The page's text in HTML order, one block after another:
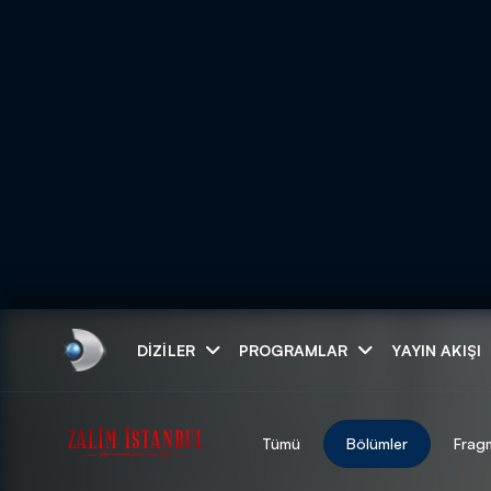
DIZILER PROGRAMLAR YAYIN AKIŞI
ARAMA SONUÇLARI
Tümü Bölümler